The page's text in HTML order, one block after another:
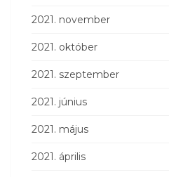
2021. november
2021. október
2021. szeptember
2021. június
2021. május
2021. április